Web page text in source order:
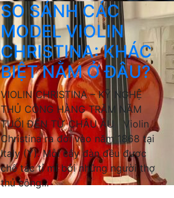
SO SÁNH CÁC
MODEL VIOLIN
CHRISTINA: KHÁC
BIỆT NẰM Ở ĐÂU?
VIOLIN CHRISTINA – KỸ NGHỆ
THỦ CÔNG HÀNG TRĂM NĂM
TUỔI ĐẾN TỪ CHÂU ÂU Violin
Christina ra đời vào năm 1868 tại
Italy (Ý). Mỗi cây đàn đều được
chế tác tỉ mỉ bởi những người thợ
thủ công...